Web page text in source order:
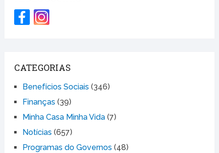
CATEGORIAS
Benefícios Sociais (346)
Finanças (39)
Minha Casa Minha Vida(7)
Notícias (657)
Programas do Governos (48)